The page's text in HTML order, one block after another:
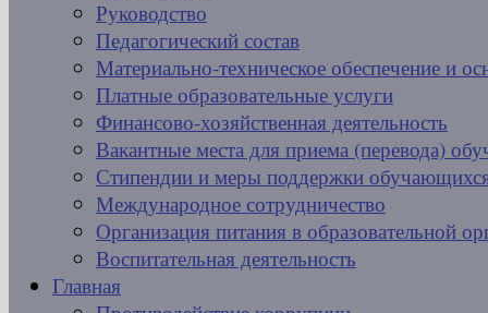
Руководство
Педагогический состав
Материально-техническое обеспечение и
Платные образовательные услуги
Финансово-хозяйственная деятельность
Вакантные места для приема (перевода)
Стипендии и меры поддержки
Международное сотрудничество
Организация питания в образовательной
Воспитательная деятельность
Главная